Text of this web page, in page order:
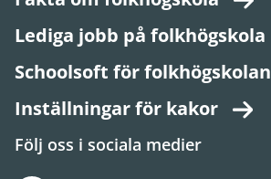
Lediga jobb på folkhögskola
Schoolsoft för folkhögskolan
Inställningar för kakor
Följ oss i sociala medier